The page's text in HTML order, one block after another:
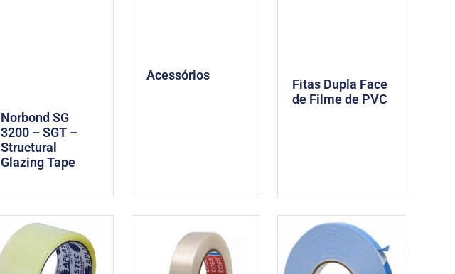
Norbond SG
3200 – SGT –
Structural
Glazing Tape
Acessórios
Fitas Dupla Face
de Filme de PVC